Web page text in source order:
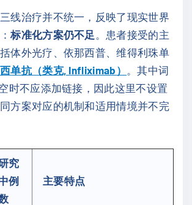
线治疗并不统一，反映了现实世界
标准化方案仍不足 。患者接受的主
体外光疗、依那西普、维得利珠单
单抗（类克, Infliximab） 。其中词
时不应添加链接，因此这里不设置
方案对应的机制和适用情境并不完
究
例
主要特点